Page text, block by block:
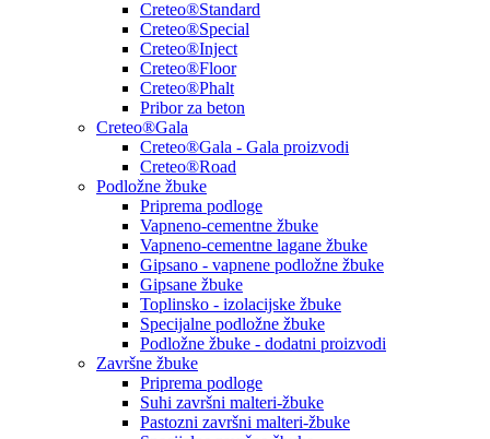
Creteo®Standard
Creteo®Special
Creteo®Inject
Creteo®Floor
Creteo®Phalt
Pribor za beton
Creteo®Gala
Creteo®Gala - Gala proizvodi
Creteo®Road
Podložne žbuke
Priprema podloge
Vapneno-cementne žbuke
Vapneno-cementne lagane žbuke
Gipsano - vapnene podložne žbuke
Gipsane žbuke
Toplinsko - izolacijske žbuke
Specijalne podložne žbuke
Podložne žbuke - dodatni proizvodi
Završne žbuke
Priprema podloge
Suhi završni malteri-žbuke
Pastozni završni malteri-žbuke